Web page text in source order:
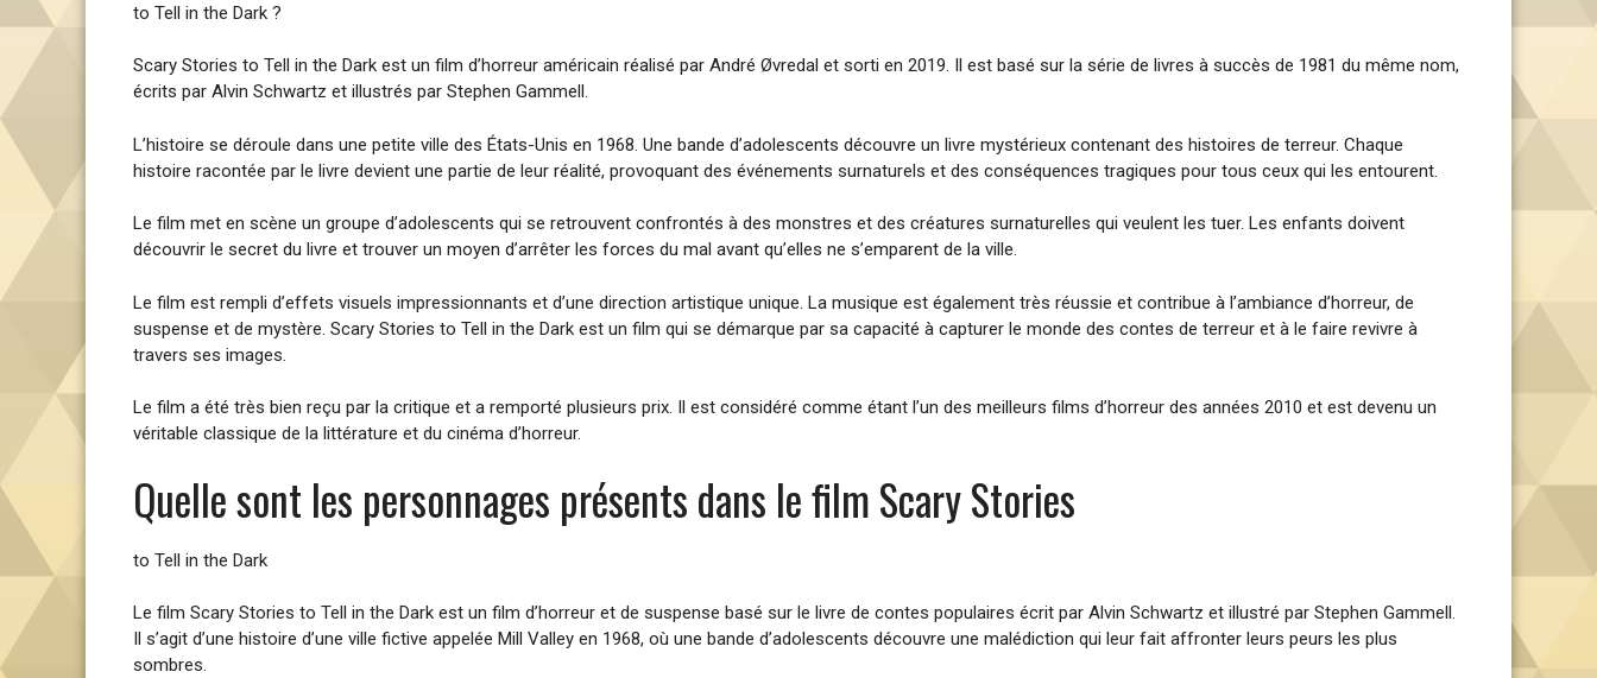
to Tell in the Dark ?
Scary Stories to Tell in the Dark est un film d’horreur américain réalisé par André Øvredal et sorti en 2019. Il est basé sur la série de livres à succès de 1981 du même nom,
écrits par Alvin Schwartz et illustrés par Stephen Gammell.
L’histoire se déroule dans une petite ville des États-Unis en 1968. Une bande d’adolescents découvre un livre mystérieux contenant des histoires de terreur. Chaque
histoire racontée par le livre devient une partie de leur réalité, provoquant des événements surnaturels et des conséquences tragiques pour tous ceux qui les entourent.
Le film met en scène un groupe d’adolescents qui se retrouvent confrontés à des monstres et des créatures surnaturelles qui veulent les tuer. Les enfants doivent
découvrir le secret du livre et trouver un moyen d’arrêter les forces du mal avant qu’elles ne s’emparent de la ville.
Le film est rempli d’effets visuels impressionnants et d’une direction artistique unique. La musique est également très réussie et contribue à l’ambiance d’horreur, de
suspense et de mystère. Scary Stories to Tell in the Dark est un film qui se démarque par sa capacité à capturer le monde des contes de terreur et à le faire revivre à
travers ses images.
Le film a été très bien reçu par la critique et a remporté plusieurs prix. Il est considéré comme étant l’un des meilleurs films d’horreur des années 2010 et est devenu un
véritable classique de la littérature et du cinéma d’horreur.
Quelle sont les personnages présents dans le film Scary Stories
to Tell in the Dark
Le film Scary Stories to Tell in the Dark est un film d’horreur et de suspense basé sur le livre de contes populaires écrit par Alvin Schwartz et illustré par Stephen Gammell.
Il s’agit d’une histoire d’une ville fictive appelée Mill Valley en 1968, où une bande d’adolescents découvre une malédiction qui leur fait affronter leurs peurs les plus
sombres.